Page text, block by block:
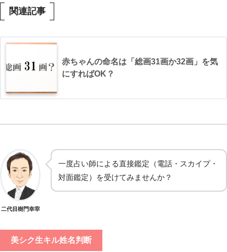
関連記事
赤ちゃんの命名は「総画31画か32画」を気
にすればOK？
二代目樹門幸宰
一度占い師による直接鑑定（電話・スカイプ・
対面鑑定）を受けてみませんか？
美シク生キル姓名判断